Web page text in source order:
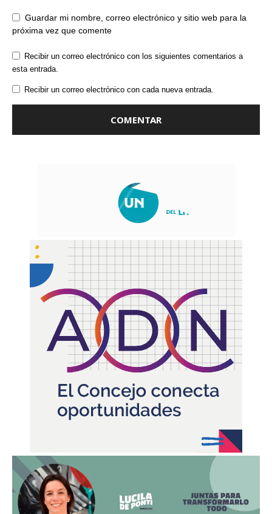
Guardar mi nombre, correo electrónico y sitio web para la
próxima vez que comente
Recibir un correo electrónico con los siguientes comentarios a
esta entrada.
Recibir un correo electrónico con cada nueva entrada.